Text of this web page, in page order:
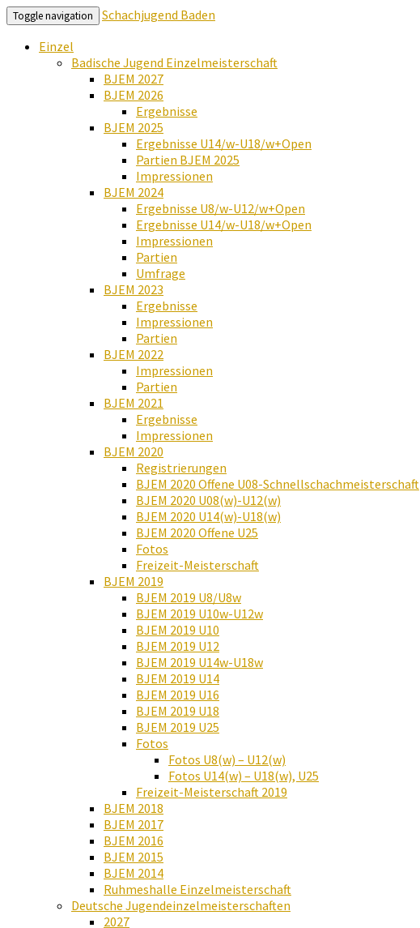
Toggle navigation
Schachjugend Baden
Einzel
Badische Jugend Einzelmeisterschaft
BJEM 2027
BJEM 2026
Ergebnisse
BJEM 2025
Ergebnisse U14/w-U18/w+Open
Partien BJEM 2025
Impressionen
BJEM 2024
Ergebnisse U8/w-U12/w+Open
Ergebnisse U14/w-U18/w+Open
Impressionen
Partien
Umfrage
BJEM 2023
Ergebnisse
Impressionen
Partien
BJEM 2022
Impressionen
Partien
BJEM 2021
Ergebnisse
Impressionen
BJEM 2020
Registrierungen
BJEM 2020 Offene U08-Schnellschachmeisterschaft
BJEM 2020 U08(w)-U12(w)
BJEM 2020 U14(w)-U18(w)
BJEM 2020 Offene U25
Fotos
Freizeit-Meisterschaft
BJEM 2019
BJEM 2019 U8/U8w
BJEM 2019 U10w-U12w
BJEM 2019 U10
BJEM 2019 U12
BJEM 2019 U14w-U18w
BJEM 2019 U14
BJEM 2019 U16
BJEM 2019 U18
BJEM 2019 U25
Fotos
Fotos U8(w) – U12(w)
Fotos U14(w) – U18(w), U25
Freizeit-Meisterschaft 2019
BJEM 2018
BJEM 2017
BJEM 2016
BJEM 2015
BJEM 2014
Ruhmeshalle Einzelmeisterschaft
Deutsche Jugendeinzelmeisterschaften
2027